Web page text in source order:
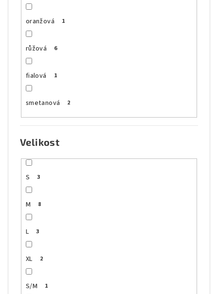
oranžová 1
růžová 6
fialová 1
smetanová 2
Velikost
S 3
M 8
L 3
XL 2
S/M 1